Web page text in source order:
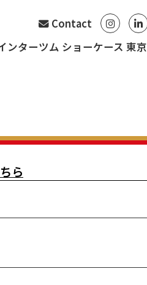
Contact
ンターツム ショーケース 東京
ら